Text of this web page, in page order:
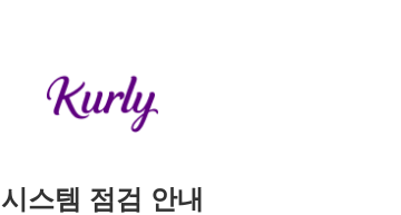
시스템 점검 안내